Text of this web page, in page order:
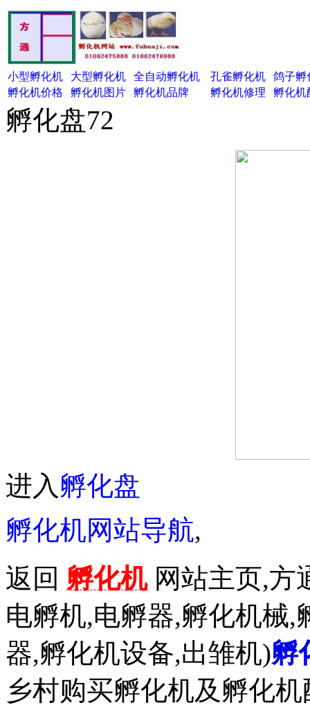
小型孵化机 大型孵化机 全自动孵化机 孔雀孵化机
鸽子孵
孵化机价格
孵化机图片 孵化机品牌 孵化机修理 孵化机
孵化盘72
进入 孵化盘
孵化机网站导航,
返回 孵化机网站主页,方
电孵机,电孵器,孵化机械,
器,孵化机设备,出雏机)孵
乡村购买孵化机及孵化